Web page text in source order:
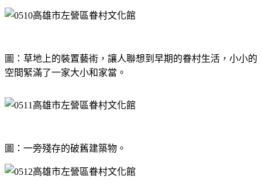
圖：草地上的裝置藝術，讓人聯想到早期的眷村生活，小小的
空間緊滿了一家大小和家當。
圖：一旁殘存的破舊建築物。